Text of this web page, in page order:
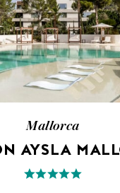
Mallorca
AYSLA